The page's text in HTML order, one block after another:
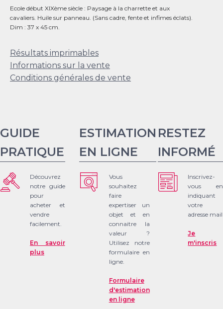
Ecole début XIXème siècle : Paysage à la charrette et aux
cavaliers. Huile sur panneau. (Sans cadre, fente et infimes éclats).
Dim : 37 x 45 cm.
Résultats imprimables
Informations sur la vente
Conditions générales de vente
GUIDE
PRATIQUE
Découvrez
notre guide
pour
acheter et
vendre
facilement.
En savoir
plus
ESTIMATION
EN LIGNE
Vous
souhaitez
faire
expertiser un
objet et en
connaitre la
valeur ?
Utilisez notre
formulaire en
ligne.
Formulaire
d'estimation
en ligne
RESTEZ
INFORMÉ
Inscrivez-
vous en
indiquant
votre
adresse mail
Je
m'inscris